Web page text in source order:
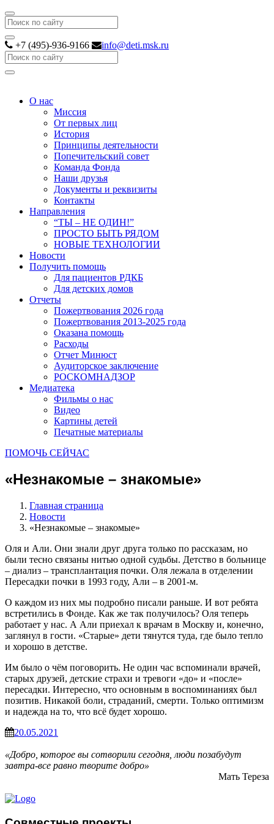
Search
+7 (495)-936-9166 info@deti.msk.ru
Search
О нас
Миссия
От первых лиц
История
Принципы деятельности
Попечительский совет
Команда Фонда
Наши друзья
Документы и реквизиты
Контакты
Направления
“ТЫ – НЕ ОДИН!”
ПРОСТО БЫТЬ РЯДОМ
НОВЫЕ ТЕХНОЛОГИИ
Новости
Получить помощь
Для пациентов РДКБ
Для детских домов
Отчеты
Пожертвования 2026 года
Пожертвования 2013-2025 года
Оказана помощь
Расходы
Отчет Минюст
Аудиторское заключение
РОСКОМНАДЗОР
Медиатека
Фильмы о нас
Видео
Картины детей
Печатные материалы
ПОМОЧЬ СЕЙЧАС
«Незнакомые – знакомые»
Главная страница
Новости
«Незнакомые – знакомые»
Оля и Али. Они знали друг друга только по рассказам, но
были тесно связаны нитью одной судьбы. Детство в больнице
– диализ – трансплантация почки. Оля лежала в отделении
Пересадки почки в 1993 году, Али – в 2001-м.
О каждом из них мы подробно писали раньше. И вот ребята
встретились в Фонде. Как же так получилось? Оля теперь
работает у нас. А Али приехал к врачам в Москву и, конечно,
заглянул в гости. «Старые» дети тянутся туда, где было тепло
и хорошо в детстве.
Им было о чём поговорить. Не один час вспоминали врачей,
старых друзей, детские страхи и тревоги «до» и «после»
пересадки. Интересно, что основным в воспоминаниях был
позитив. Никакой боли, страданий, смерти. Только оптимизм
и надежда на то, что всё будет хорошо.
20.05.2021
«Добро, которое вы сотворили сегодня, люди позабудут
завтра-все равно творите добро»
Мать Тереза